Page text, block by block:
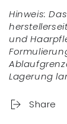
Hinweis:
und
Lagerung
Share